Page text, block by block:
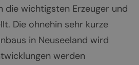
die wichtigsten Erzeuger und
Die ohnehin sehr kurze
in Neuseeland wird
werden